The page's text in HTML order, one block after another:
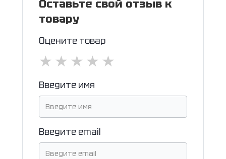
Оставьте свой отзыв к
товару
Оцените товар
★
★
★
★
★
Введите имя
Введите email